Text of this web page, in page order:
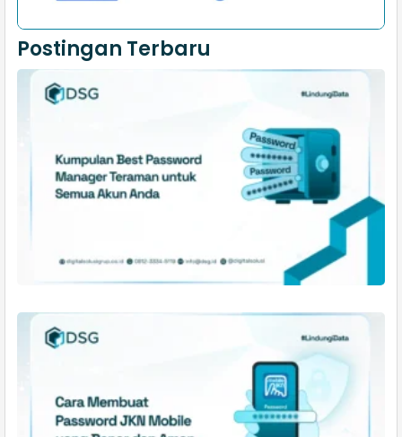
Postingan Terbaru